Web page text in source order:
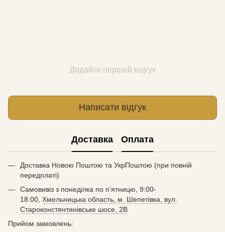
Додайте перший відгук
Написати відгук
Доставка Оплата
Доставка Новою Поштою та УкрПоштою (при повній
передплаті)
Самовивіз з понеділка по п’ятницю, 9:00-
18:00, Хмельницька область, м. Шепетівка, вул.
Староконстянтинівське шосе, 2В
Прийом замовлень: